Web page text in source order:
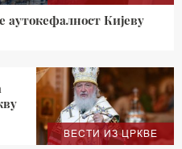
аутокефалност Кијеву
ВЕСТИ ИЗ ЦРКВЕ